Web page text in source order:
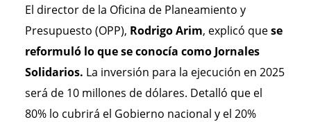
El director de la Oficina de Planeamiento y
Presupuesto (OPP), Rodrigo Arim, explicó quese
reformuló lo que se conocía como Jornales
Solidarios. La inversión para la ejecución en 2025
será de 10 millones de dólares. Detalló que el
80% lo cubrirá el Gobierno nacional y el 20%